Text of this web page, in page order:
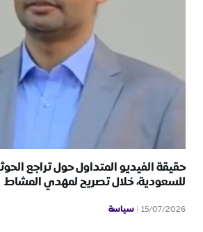
حقيقة الفيديو المتداول حول تراجع
للسعودية، خلال تصريح لمهدي المشاط
15/07/2026 سياسة